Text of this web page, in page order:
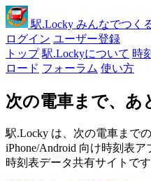
駅.Locky みんなでつく
ログイン ユーザー登録
トップ 駅.Lockyについて 時
ロード フォーラム 使い方
次の電車まで、あ
駅.Locky は、次の電車まで
iPhone/Android 向け時刻表
時刻表データ共有サイトです